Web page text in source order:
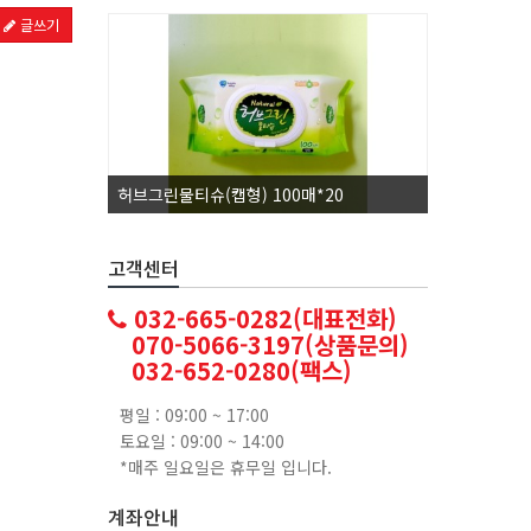
글쓰기
허브그린물티슈(캡형) 100매*20
고객센터
032-665-0282(대표전화)
070-5066-3197(상품문의)
032-652-0280(팩스)
평일 : 09:00 ~ 17:00
토요일 : 09:00 ~ 14:00
*매주 일요일은 휴무일 입니다.
계좌안내